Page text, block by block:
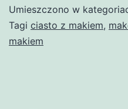
Umieszczono w
Tagi ciasto z makiem,
makiem